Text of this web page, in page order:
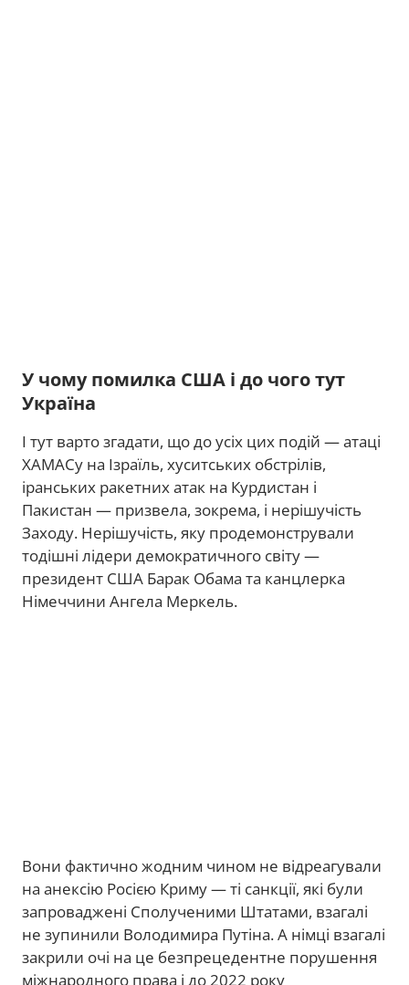
У чому помилка США і до чого тут
Україна
І тут варто згадати, що до усіх цих подій — атаці
ХАМАСу на Ізраїль, хуситських обстрілів,
іранських ракетних атак на Курдистан і
Пакистан — призвела, зокрема, і нерішучість
Заходу. Нерішучість, яку продемонстрували
тодішні лідери демократичного світу —
президент США Барак Обама та канцлерка
Німеччини Ангела Меркель.
Вони фактично жодним чином не відреагували
на анексію Росією Криму — ті санкції, які були
запроваджені Сполученими Штатами, взагалі
не зупинили Володимира Путіна. А німці взагалі
закрили очі на це безпрецедентне порушення
міжнародного права і до 2022 року